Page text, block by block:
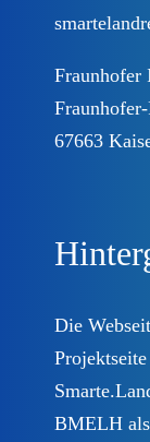
Impressum
Newsletter
Fraunhofer
67663
Die
BMELH